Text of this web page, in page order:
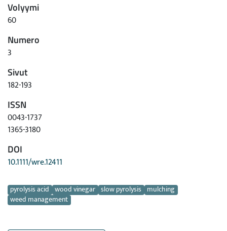
Volyymi
60
Numero
3
Sivut
182-193
ISSN
0043-1737
1365-3180
DOI
10.1111/wre.12411
Avainsanat
pyrolysis acid wood vinegar slow pyrolysis mulching
weed management